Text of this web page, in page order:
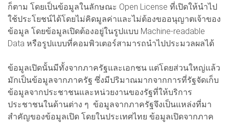
ก็ตาม โดยเป็นข้อมูลในลักษณะ Open License ที่เปิดให้นำไป
ใช้ประโยชน์ได้โดยไม่คิดมูลค่าและไม่ต้องขออนุญาตเจ้าของ
ข้อมูล โดยข้อมูลเปิดต้องอยู่ในรูปแบบ Machine-readable
Data หรือรูปแบบที่คอมพิวเตอร์สามารถนำไปประมวลผลได้
ข้อมูลเปิดนั้นมีทั้งจากภาครัฐและเอกชน แต่โดยส่วนใหญ่แล้ว
มักเป็นข้อมูลจากภาครัฐ ซึ่งมีปริมาณมากจากการที่รัฐจัดเก็บ
ข้อมูลจากประชาชนและหน่วยงานของรัฐที่ให้บริการ
ประชาชนในด้านต่าง ๆ ข้อมูลจากภาครัฐจึงเป็นแหล่งที่มา
สำคัญของข้อมูลเปิด โดยในประเทศไทย ข้อมูลเปิดจากภาค